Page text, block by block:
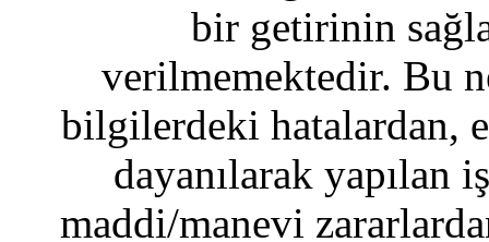
bir getirinin
verilmemektedir. Bu
bilgilerdeki hatalardan,
dayanılarak yapılan
maddi/manevi